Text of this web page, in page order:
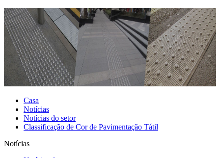
Casa
Notícias
Notícias do setor
Classificação de Cor de Pavimentação Tátil
Notícias